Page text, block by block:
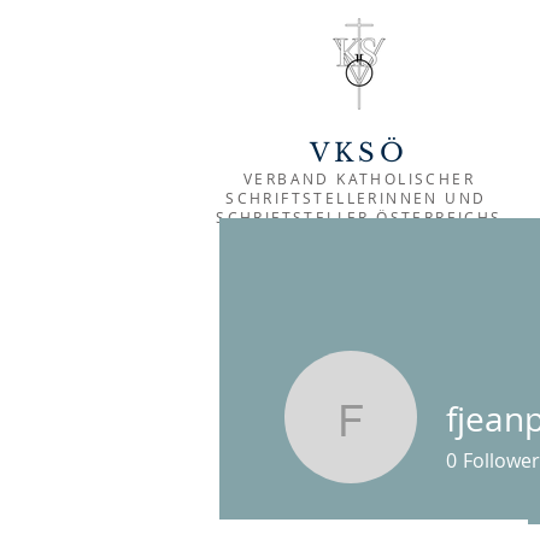
VKSÖ
VERBAND KATHOLISCHER
SCHRIFTSTELLER INNEN UND
SCHRIFTSTELLER ÖSTERREICHS
0 Follower